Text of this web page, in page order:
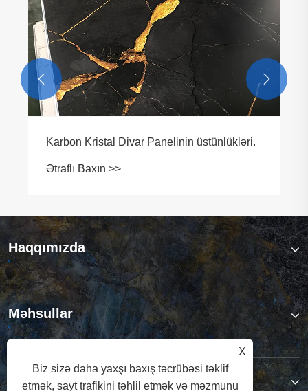
Karbon Kristal Divar Panelinin üstünlükləri.
Ətraflı Baxın >>
 
Haqqımızda
Məhsullar
Bizimlə əlaqə saxlayın
X
Biz sizə daha yaxşı baxış təcrübəsi təklif
etmək, sayt trafikini təhlil etmək və məzmunu